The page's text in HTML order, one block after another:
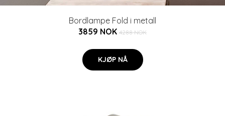
Bordlampe Fold i metall
3859 NOK 4288 NOK
KJØP NÅ